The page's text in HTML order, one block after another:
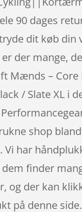
90 dages
dit køb din
der mange,
Mænds – Core
/ Slate XL i
shop
Vi har
finder
og der kan
på denne